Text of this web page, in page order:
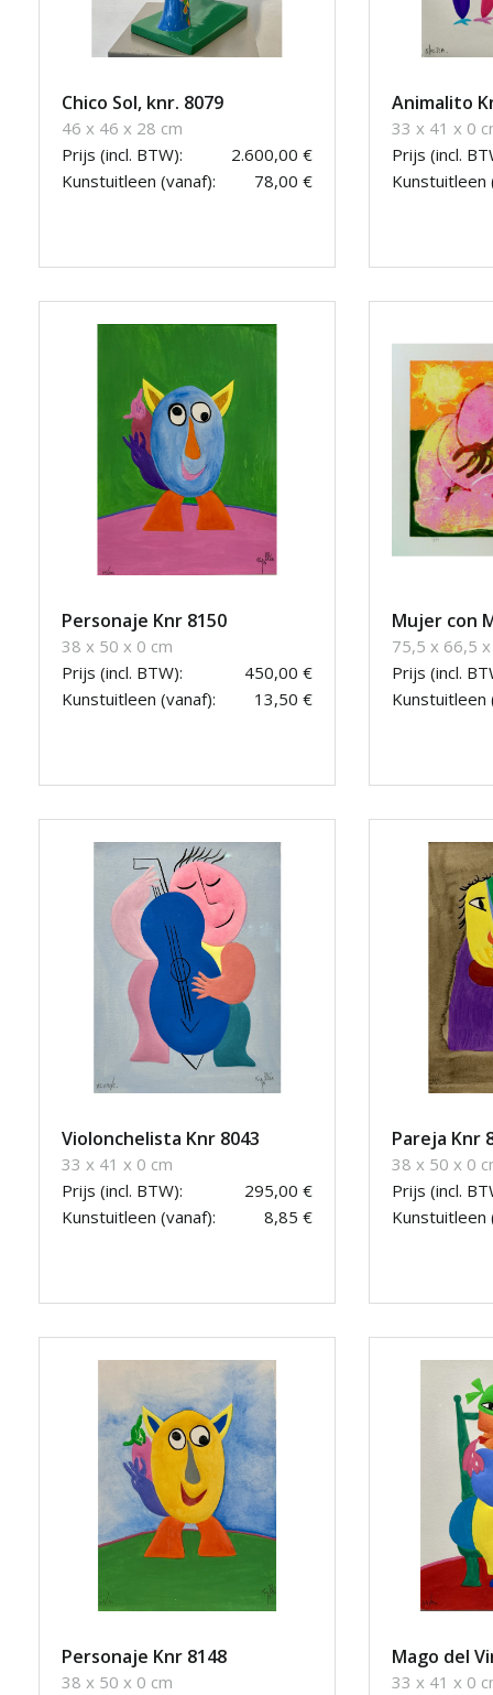
Chico Sol, knr. 8079
46 x 46 x 28 cm
Prijs (incl. BTW):
2.600,00 €
Kunstuitleen (vanaf):
78,00 €
Animalito
33 x 41 x 0
Prijs (incl.
Kunstuitleen
Personaje Knr 8150
38 x 50 x 0 cm
Prijs (incl. BTW):
450,00 €
Kunstuitleen (vanaf):
13,50 €
Mujer con
75,5 x 66,5
Prijs (incl.
Kunstuitleen
Violonchelista Knr 8043
33 x 41 x 0 cm
Prijs (incl. BTW):
295,00 €
Kunstuitleen (vanaf):
8,85 €
Pareja Knr
38 x 50 x 0
Prijs (incl.
Kunstuitleen
Personaje Knr 8148
38 x 50 x 0 cm
Mago del
33 x 41 x 0